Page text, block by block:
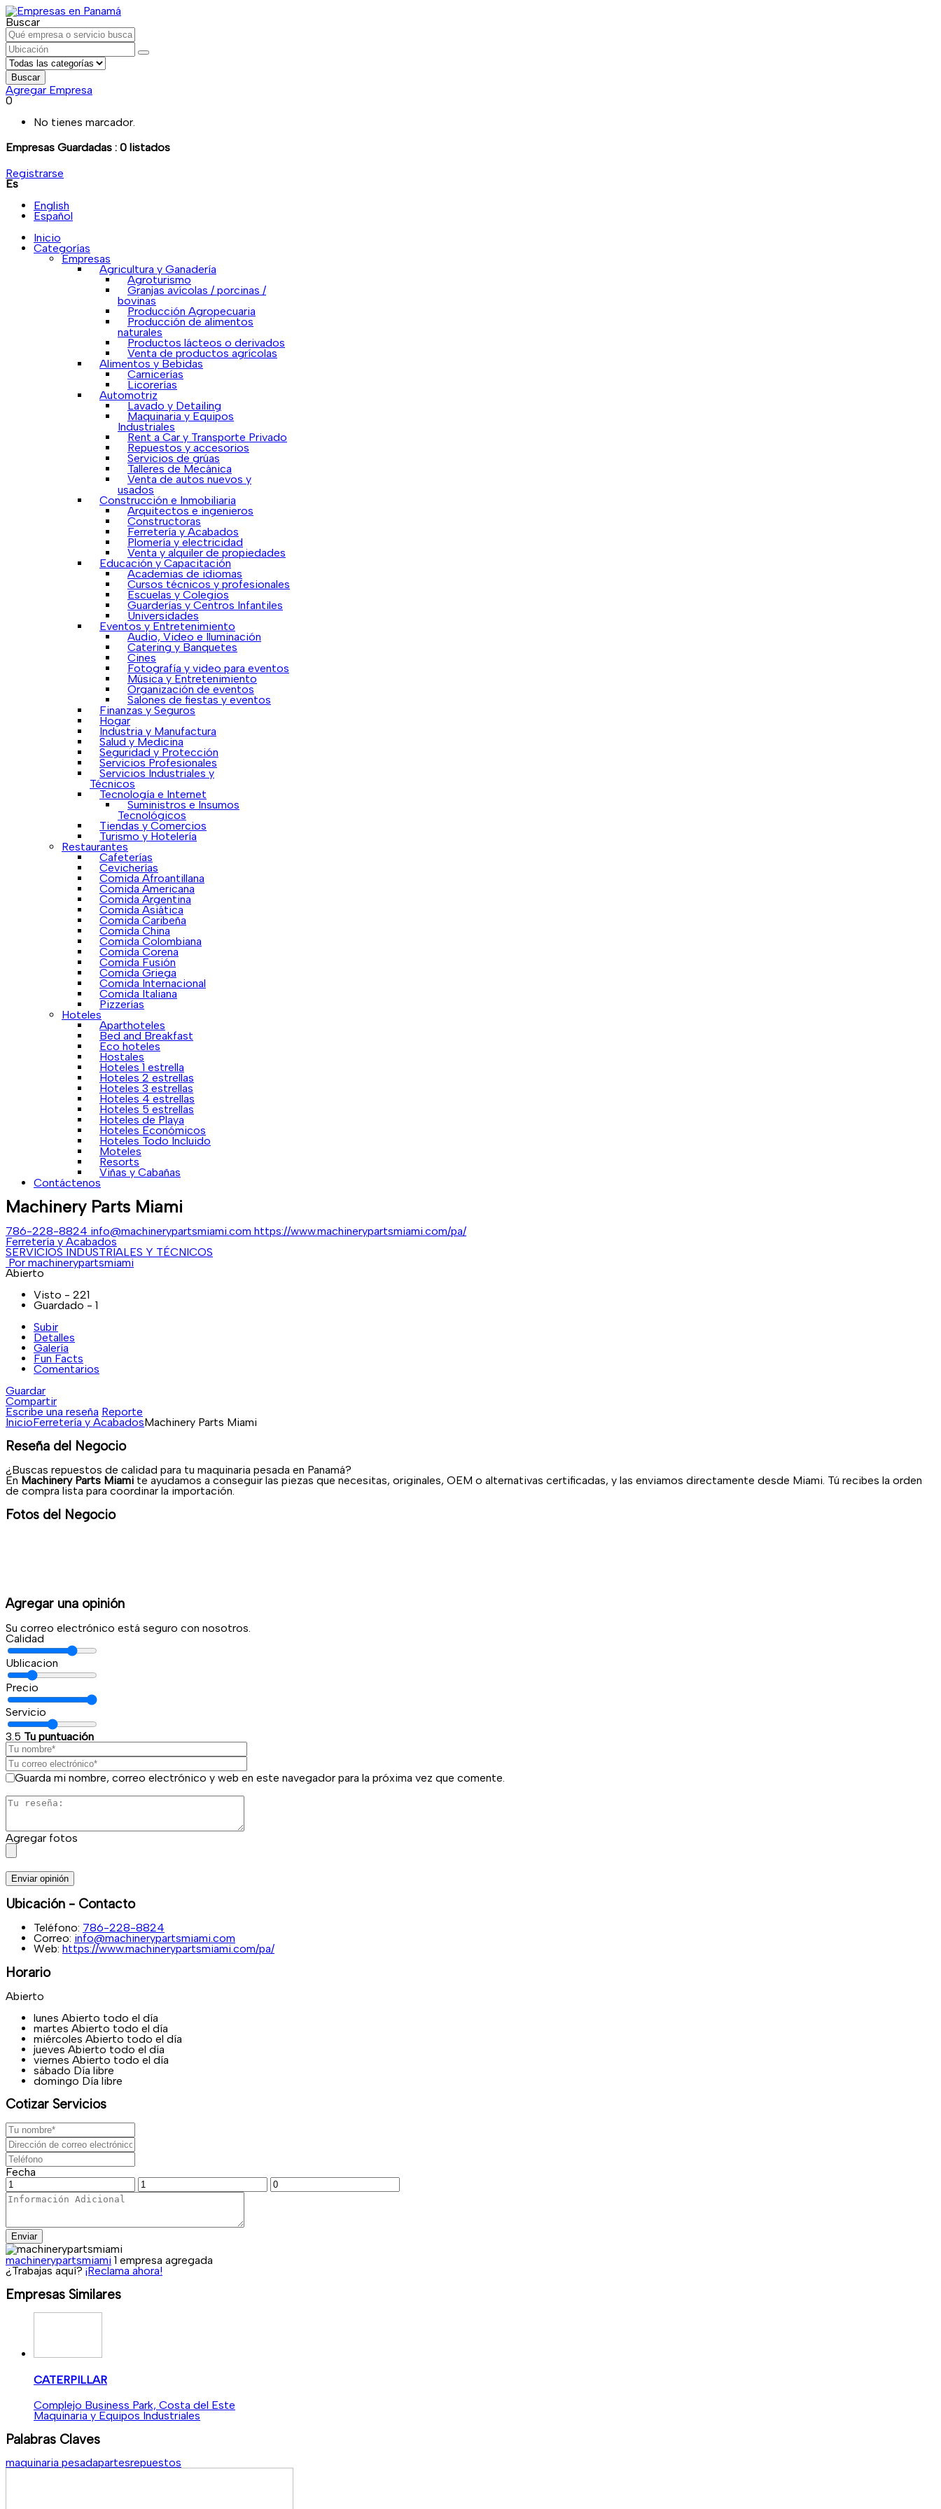
Buscar
Buscar
Agregar Empresa
0
No tienes marcador.
Empresas Guardadas : 0 listados
Registrarse
Es
English
Español
Inicio
Categorías
Empresas
Agricultura y Ganadería
Agroturismo
Granjas avícolas / porcinas /
bovinas
Producción Agropecuaria
Producción de alimentos
naturales
Productos lácteos o derivados
Venta de productos agrícolas
Alimentos y Bebidas
Carnicerías
Licorerías
Automotriz
Lavado y Detailing
Maquinaria y Equipos
Industriales
Rent a Car y Transporte Privado
Repuestos y accesorios
Servicios de grúas
Talleres de Mecánica
Venta de autos nuevos y
usados
Construcción e Inmobiliaria
Arquitectos e ingenieros
Constructoras
Ferretería y Acabados
Plomería y electricidad
Venta y alquiler de propiedades
Educación y Capacitación
Academias de idiomas
Cursos técnicos y profesionales
Escuelas y Colegios
Guarderías y Centros Infantiles
Universidades
Eventos y Entretenimiento
Audio, Video e Iluminación
Catering y Banquetes
Cines
Fotografía y video para eventos
Música y Entretenimiento
Organización de eventos
Salones de fiestas y eventos
Finanzas y Seguros
Hogar
Industria y Manufactura
Salud y Medicina
Seguridad y Protección
Servicios Profesionales
Servicios Industriales y
Técnicos
Tecnología e Internet
Suministros e Insumos
Tecnológicos
Tiendas y Comercios
Turismo y Hotelería
Restaurantes
Cafeterías
Cevicherías
Comida Afroantillana
Comida Americana
Comida Argentina
Comida Asiática
Comida Caribeña
Comida China
Comida Colombiana
Comida Corena
Comida Fusión
Comida Griega
Comida Internacional
Comida Italiana
Pizzerías
Hoteles
Aparthoteles
Bed and Breakfast
Eco hoteles
Hostales
Hoteles 1 estrella
Hoteles 2 estrellas
Hoteles 3 estrellas
Hoteles 4 estrellas
Hoteles 5 estrellas
Hoteles de Playa
Hoteles Económicos
Hoteles Todo Incluido
Moteles
Resorts
Viñas y Cabañas
Contáctenos
Machinery Parts Miami
786-228-8824 info@machinerypartsmiami.com https://www.machinerypartsmiami.com/pa/
Ferretería y Acabados
SERVICIOS INDUSTRIALES Y TÉCNICOS
Por machinerypartsmiami
Abierto
Visto - 221
Guardado - 1
Subir
Detalles
Galería
Fun Facts
Comentarios
Guardar
Compartir
Escribe una reseña Reporte
InicioFerretería y AcabadosMachinery Parts Miami
Reseña del Negocio
¿Buscas repuestos de calidad para tu maquinaria pesada en Panamá?
En Machinery Parts Miami te ayudamos a conseguir las piezas que necesitas, originales, OEM o alternativas certificadas, y las enviamos directamente desde Miami. Tú recibes la orden
de compra lista para coordinar la importación.
Fotos del Negocio
Agregar una opinión
Su correo electrónico está seguro con nosotros.
Calidad
Ublicacion
Precio
Servicio
3.5 Tu puntuación
Guarda mi nombre, correo electrónico y web en este navegador para la próxima vez que comente.
Agregar fotos
Enviar opinión
Ubicación - Contacto
Teléfono: 786-228-8824
Correo: info@machinerypartsmiami.com
Web: https://www.machinerypartsmiami.com/pa/
Horario
Abierto
lunes Abierto todo el día
martes Abierto todo el día
miércoles Abierto todo el día
jueves Abierto todo el día
viernes Abierto todo el día
sábado Día libre
domingo Día libre
Cotizar Servicios
Fecha
Enviar
machinerypartsmiami 1 empresa agregada
¿Trabajas aquí? ¡Reclama ahora!
Empresas Similares
CATERPILLAR
Complejo Business Park, Costa del Este
Maquinaria y Equipos Industriales
Palabras Claves
maquinaria pesadapartesrepuestos